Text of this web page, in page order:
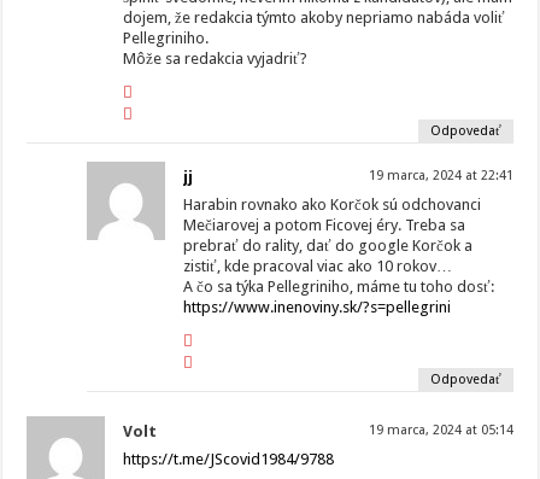
dojem, že redakcia týmto akoby nepriamo nabáda voliť
Pellegriniho.
Môže sa redakcia vyjadriť?
Odpovedať
jj 19 marca, 2024 at 22:41
Harabin rovnako ako Korčok sú odchovanci
Mečiarovej a potom Ficovej éry. Treba sa
prebrať do rality, dať do google Korčok a
zistiť, kde pracoval viac ako 10 rokov…
A čo sa týka Pellegriniho, máme tu toho dosť:
https://www.inenoviny.sk/?s=pellegrini
Odpovedať
Volt 19 marca, 2024 at 05:14
https://t.me/JScovid1984/9788